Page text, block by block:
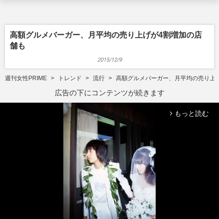
高額グルメバーガー、月平均の売り上げが4割増加の店
舗も
2015/12/9
週刊女性PRIME トレンド 流行 高額グルメバーガー、月平均の売り上
広告の下にコンテンツが続きます
arrow_forward_ios もっと読む